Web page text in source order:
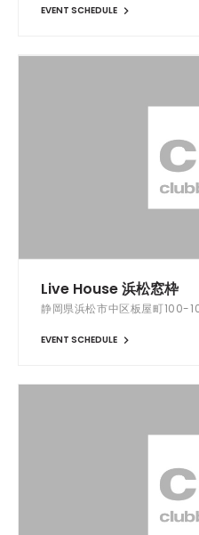
EVENT SCHEDULE
Live House 浜松窓枠
静岡県浜松市中区板屋町100-
EVENT SCHEDULE